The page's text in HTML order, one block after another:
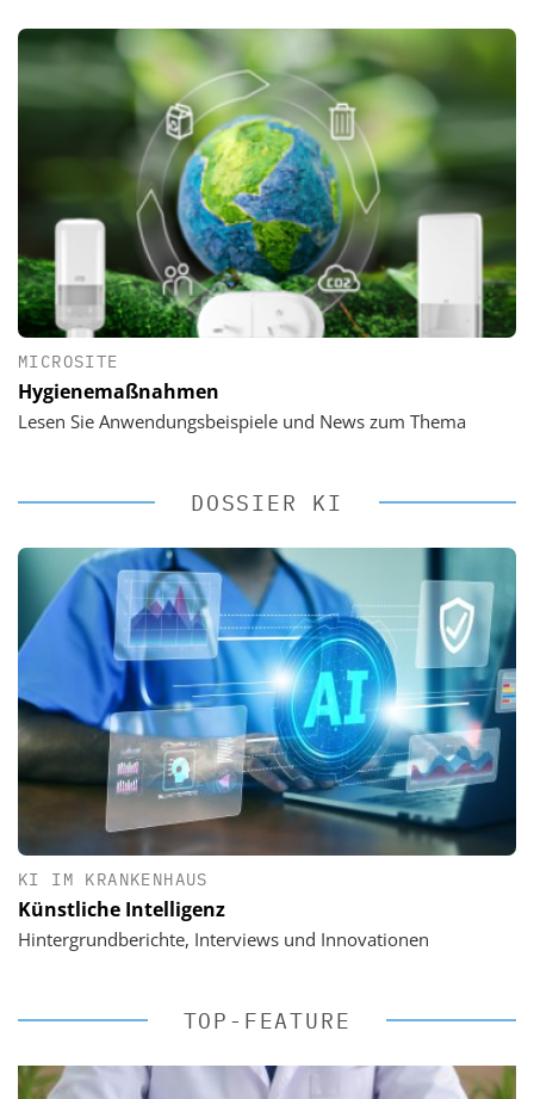
MICROSITE
Hygienemaßnahmen
Lesen Sie Anwendungsbeispiele und News zum Thema
DOSSIER KI
KI IM KRANKENHAUS
Künstliche Intelligenz
Hintergrundberichte, Interviews und Innovationen
TOP-FEATURE